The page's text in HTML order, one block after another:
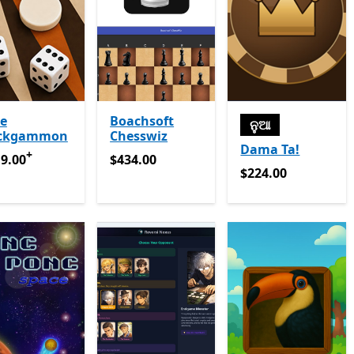
ଆପ୍ ରେ କ୍ରୟଗୁଡ଼ିକରେ ଥିବା ଅଫର୍ ଗୁଡ଼ିକ
+
Boachsoft
Chesswiz
$434.00
$434.00
ନୁଆ
Dama Ta!
$224.00
$224.00